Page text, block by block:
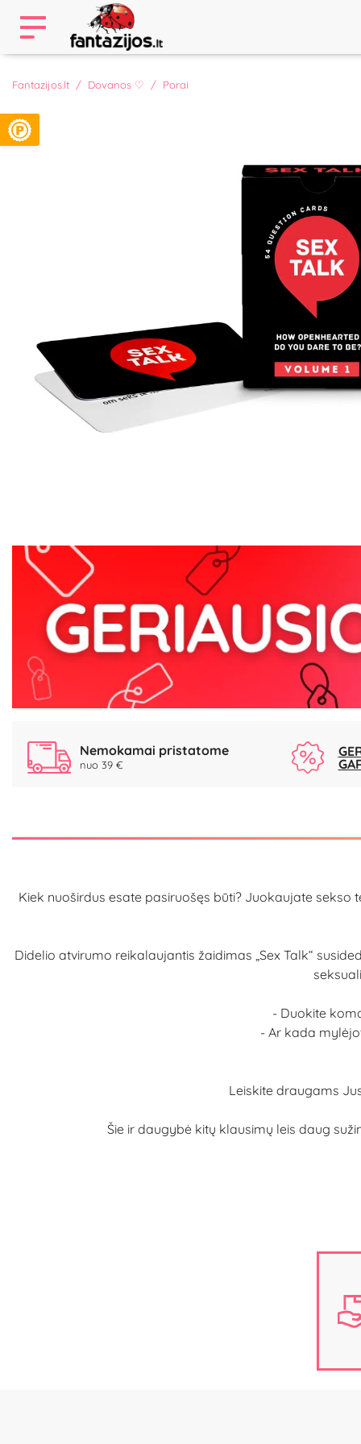
Fantazijos.lt Dovanos ♡ Porai
Nemokamai pristatome
nuo 39 €
Kiek nuoširdus esate pasiruošęs būti? Juokaujate
Didelio atvirumo reikalaujantis žaidimas „Sex Talk“
- Duokite
- Ar kada
Leiskite draugams
Šie ir daugybė kitų klausimų leis daug